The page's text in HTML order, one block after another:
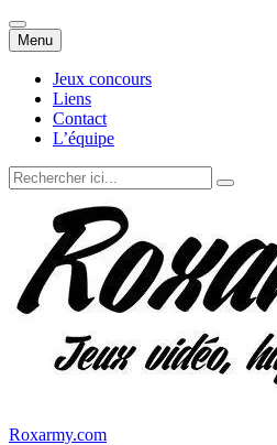
Menu Aller
au
contenu
Jeux concours
Liens
Contact
L’équipe
Recherche
pour
Roxarmy.com